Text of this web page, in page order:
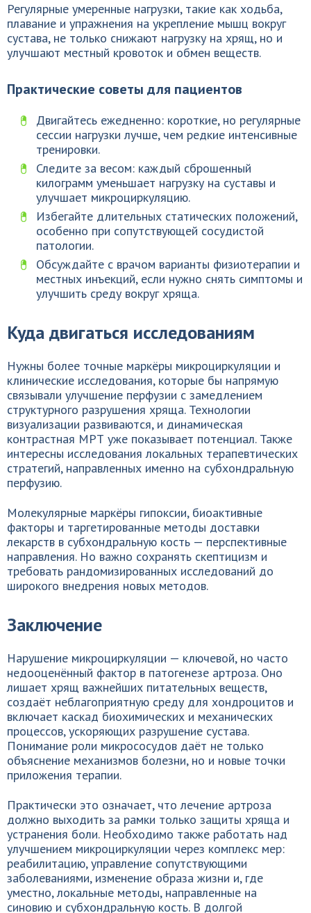
Регулярные умеренные нагрузки, такие как ходьба,
плавание и упражнения на укрепление мышц вокруг
сустава, не только снижают нагрузку на хрящ, но и
улучшают местный кровоток и обмен веществ.
Практические советы для пациентов
Двигайтесь ежедненно: короткие, но регулярные
сессии нагрузки лучше, чем редкие интенсивные
тренировки.
Следите за весом: каждый сброшенный
килограмм уменьшает нагрузку на суставы и
улучшает микроциркуляцию.
Избегайте длительных статических положений,
особенно при сопутствующей сосудистой
патологии.
Обсуждайте с врачом варианты физиотерапии и
местных инъекций, если нужно снять симптомы и
улучшить среду вокруг хряща.
Куда двигаться исследованиям
Нужны более точные маркёры микроциркуляции и
клинические исследования, которые бы напрямую
связывали улучшение перфузии с замедлением
структурного разрушения хряща. Технологии
визуализации развиваются, и динамическая
контрастная МРТ уже показывает потенциал. Также
интересны исследования локальных терапевтических
стратегий, направленных именно на субхондральную
перфузию.
Молекулярные маркёры гипоксии, биоактивные
факторы и таргетированные методы доставки
лекарств в субхондральную кость — перспективные
направления. Но важно сохранять скептицизм и
требовать рандомизированных исследований до
широкого внедрения новых методов.
Заключение
Нарушение микроциркуляции — ключевой, но часто
недооценённый фактор в патогенезе артроза. Оно
лишает хрящ важнейших питательных веществ,
создаёт неблагоприятную среду для хондроцитов и
включает каскад биохимических и механических
процессов, ускоряющих разрушение сустава.
Понимание роли микрососудов даёт не только
объяснение механизмов болезни, но и новые точки
приложения терапии.
Практически это означает, что лечение артроза
должно выходить за рамки только защиты хряща и
устранения боли. Необходимо также работать над
улучшением микроциркуляции через комплекс мер:
реабилитацию, управление сопутствующими
заболеваниями, изменение образа жизни и, где
уместно, локальные методы, направленные на
синовию и субхондральную кость. В долгой